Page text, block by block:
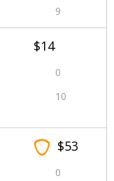
9
$14
0
10
$53
0